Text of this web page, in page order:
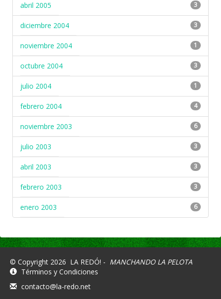
abril 2005 3
diciembre 2004 3
noviembre 2004 1
octubre 2004 3
julio 2004 1
febrero 2004 4
noviembre 2003 6
julio 2003 3
abril 2003 3
febrero 2003 3
enero 2003 6
© Copyright 2026 LA REDÓ! - MANCHANDO LA PELOTA
Términos y Condiciones
contacto@la-redo.net